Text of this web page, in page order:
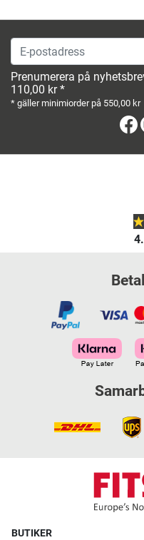
E-postadress
Prenumerera på
110,00 kr *
* gäller minimiorder på 550,00 kr
BUTIKER